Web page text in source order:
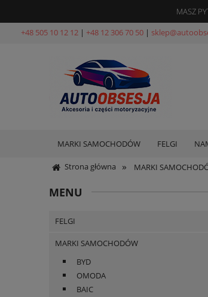
MASZ
+48 505 10 12 12 | +48 12 306 70 50 |
MARKI SAMOCHODÓW FELGI
Strona główna » MARKI
MENU
FELGI
MARKI SAMOCHODÓW
BYD
OMODA
BAIC